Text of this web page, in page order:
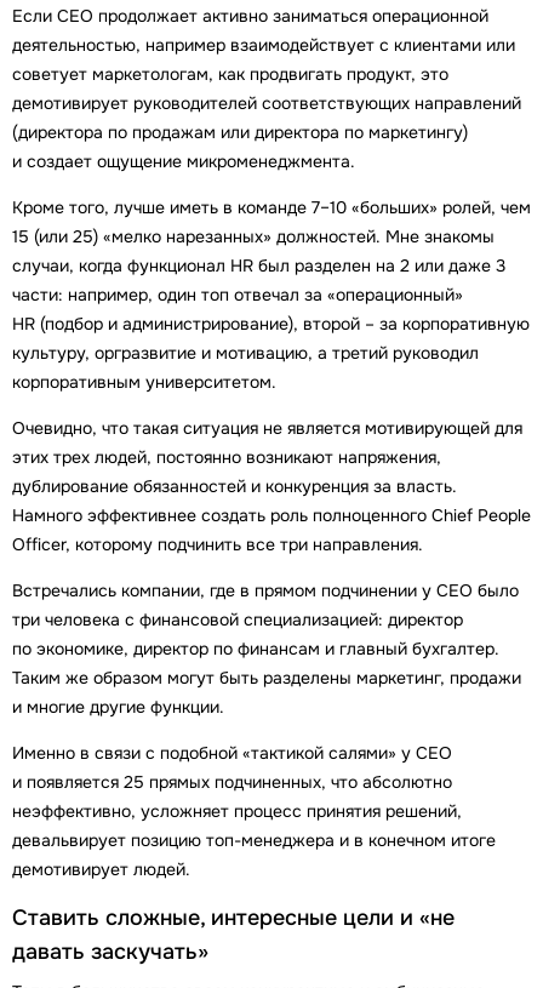
Если СЕО продолжает активно заниматься операционной
деятельностью, например взаимодействует с клиентами или
советует маркетологам, как продвигать продукт, это
демотивирует руководителей соответствующих направлений
(директора по продажам или директора по маркетингу)
и создает ощущение микроменеджмента.
Кроме того, лучше иметь в команде 7–10 «больших» ролей, чем
15 (или 25) «мелко нарезанных» должностей. Мне знакомы
случаи, когда функционал HR был разделен на 2 или даже 3
части: например, один топ отвечал за «операционный»
HR (подбор и администрирование), второй – за корпоративную
культуру, оргразвитие и мотивацию, а третий руководил
корпоративным университетом.
Очевидно, что такая ситуация не является мотивирующей для
этих трех людей, постоянно возникают напряжения,
дублирование обязанностей и конкуренция за власть.
Намного эффективнее создать роль полноценного Chief People
Officer, которому подчинить все три направления.
Встречались компании, где в прямом подчинении у CEO было
три человека с финансовой специализацией: директор
по экономике, директор по финансам и главный бухгалтер.
Таким же образом могут быть разделены маркетинг, продажи
и многие другие функции.
Именно в связи с подобной «тактикой салями» у СЕО
и появляется 25 прямых подчиненных, что абсолютно
неэффективно, усложняет процесс принятия решений,
девальвирует позицию топ-менеджера и в конечном итоге
демотивирует людей.
Ставить сложные, интересные цели и «не
давать заскучать»